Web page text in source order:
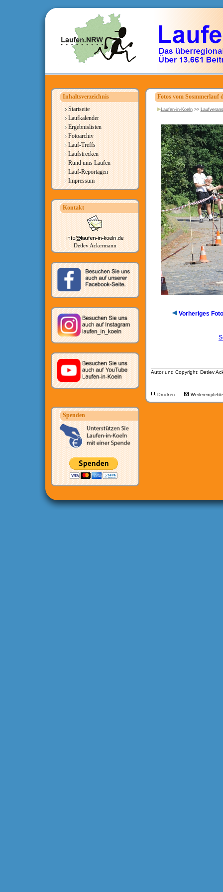
Inhaltsverzeichnis
Startseite
Laufkalender
Ergebnislisten
Fotoarchiv
Lauf-Treffs
Laufstrecken
Rund ums Laufen
Lauf-Reportagen
Impressum
Kontakt
Detlev Ackermann
Spenden
Fotos vom Sosmmerlauf
Laufen-in-Koeln>>
Vorheriges Foto
Autor und Copyright: Detlev
Drucken